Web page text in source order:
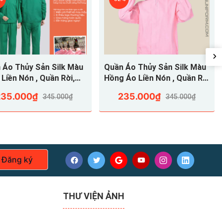
thấm nước,
phẩm, thủy sản...
Áo Thủy Sản Silk Màu
Nón , Quần Rời,
345.000₫
Quần Áo Thủy Sản Silk Màu
Hồng Áo Liền Nón , Quần Rời
235.000₫ 345.000₫
Đăng ký
THƯ VIỆN ẢNH